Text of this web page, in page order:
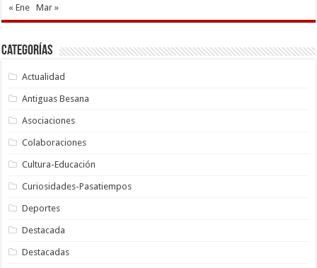
« Ene
Mar »
Categorías
Actualidad
Antiguas Besana
Asociaciones
Colaboraciones
Cultura-Educación
Curiosidades-Pasatiempos
Deportes
Destacada
Destacadas